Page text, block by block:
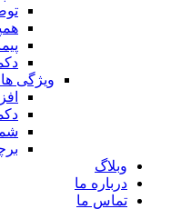
ویژگی
وبلاگ
درباره ما
تماس ما